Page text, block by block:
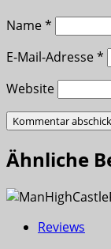
Name*
E-Mail-Adresse*
Website
Ähnliche
Reviews